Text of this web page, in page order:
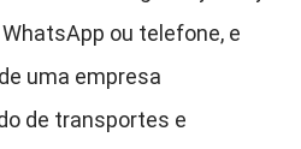
ou telefone, e
uma empresa
de transportes e